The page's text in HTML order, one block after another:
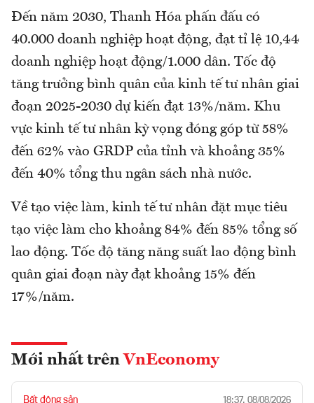
Đến năm 2030, Thanh Hóa phấn đấu có
40.000 doanh nghiệp hoạt động, đạt tỉ lệ 10,44
doanh nghiệp hoạt động/1.000 dân. Tốc độ
tăng trưởng bình quân của kinh tế tư nhân giai
đoạn 2025-2030 dự kiến đạt 13%/năm. Khu
vực kinh tế tư nhân kỳ vọng đóng góp từ 58%
đến 62% vào GRDP của tỉnh và khoảng 35%
đến 40% tổng thu ngân sách nhà nước.
Về tạo việc làm, kinh tế tư nhân đặt mục tiêu
tạo việc làm cho khoảng 84% đến 85% tổng số
lao động. Tốc độ tăng năng suất lao động bình
quân giai đoạn này đạt khoảng 15% đến
17%/năm.
Mới nhất trên VnEconomy
Bất động sản 18:37, 08/08/2026